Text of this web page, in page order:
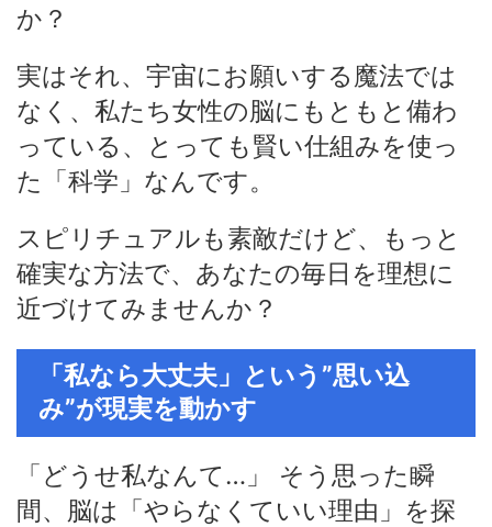
か？
実はそれ、宇宙にお願いする魔法では
なく、私たち女性の脳にもともと備わ
っている、とっても賢い仕組みを使っ
た「科学」なんです。
スピリチュアルも素敵だけど、もっと
確実な方法で、あなたの毎日を理想に
近づけてみませんか？
「私なら大丈夫」という”思い込
み”が現実を動かす
「どうせ私なんて…」 そう思った瞬
間、脳は「やらなくていい理由」を探